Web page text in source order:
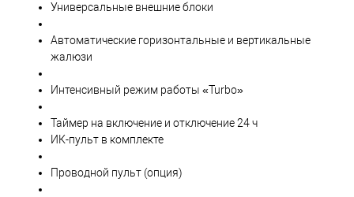
Универсальные внешние блоки
Автоматические горизонтальные и вертикальные
жалюзи
Интенсивный режим работы «Turbo»
Таймер на включение и отключение 24 ч
ИК-пульт в комплекте
Проводной пульт (опция)